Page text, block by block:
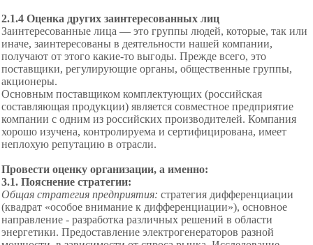
2.1.4 Оценка других заинтересованных лиц
Заинтересованные лица — это группы людей, которые, так или
иначе, заинтересованы в деятельности нашей компании,
получают от этого какие-то выгоды. Прежде всего, это
поставщики, регулирующие органы, общественные группы,
акционеры.
Основным поставщиком комплектующих (российская
составляющая продукции) является совместное предприятие
компании с одним из российских производителей. Компания
хорошо изучена, контролируема и сертифицирована, имеет
неплохую репутацию в отрасли.
Провести оценку организации, а именно:
3.1. Пояснение стратегии:
Общая стратегия предприятия: стратегия дифференциации
(квадрат «особое внимание к дифференциации»), основное
направление - разработка различных решений в области
энергетики. Предоставление электрогенераторов разной